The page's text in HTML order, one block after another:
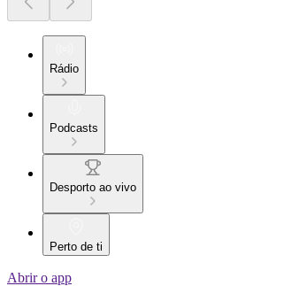
Rádio
Podcasts
Desporto ao vivo
Perto de ti
Abrir o app